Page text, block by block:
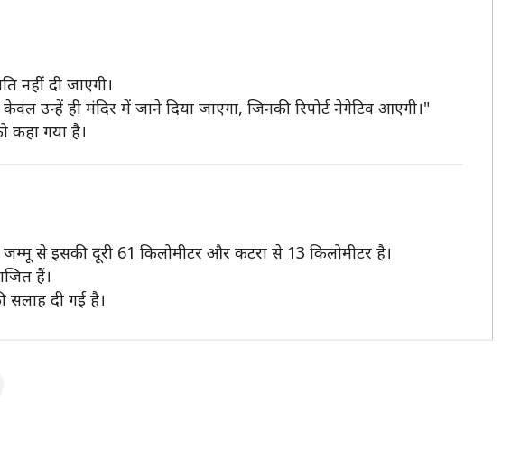
नहीं दी जाएगी।
उन्हें ही मंदिर में जाने दिया जाएगा, जिनकी रिपोर्ट नेगेटिव आएगी।"
कहा गया है।
से इसकी दूरी 61 किलोमीटर और कटरा से 13 किलोमीटर है।
हैं।
दी गई है।